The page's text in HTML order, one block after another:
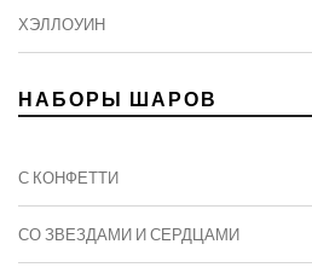
ХЭЛЛОУИН
НАБОРЫ ШАРОВ
С КОНФЕТТИ
СО ЗВЕЗДАМИ И СЕРДЦАМИ